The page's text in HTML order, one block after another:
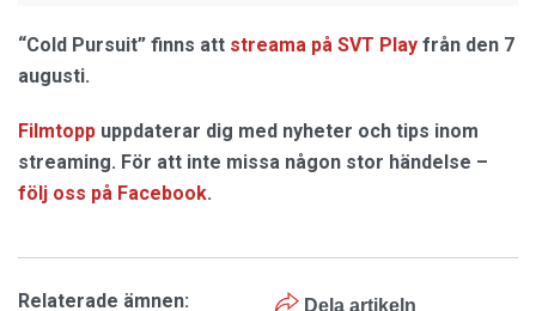
“Cold Pursuit” finns att streama på SVT Play från den 7
augusti.
Filmtopp uppdaterar dig med nyheter och tips inom
streaming. För att inte missa någon stor händelse –
följ oss på Facebook.
Dela artikeln
Relaterade ämnen: